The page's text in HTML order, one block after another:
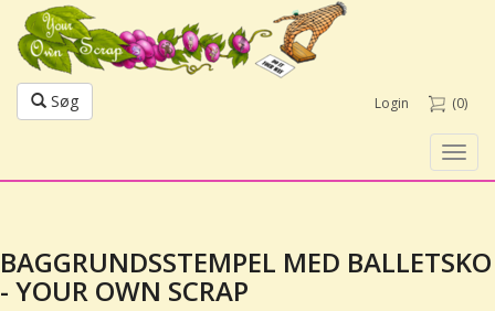
Søg Login (0)
BAGGRUNDSSTEMPEL MED BALLETSKO
- YOUR OWN SCRAP